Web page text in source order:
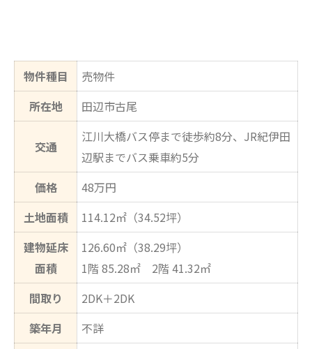
物件種目
売物件
所在地
田辺市古尾
交通
江川大橋バス停まで徒歩約8分、JR紀伊田
辺駅までバス乗車約5分
価格
48万円
土地面積
114.12㎡（34.52坪）
建物延床
面積
126.60㎡（38.29坪）
1階 85.28㎡ 2階 41.32㎡
間取り
2DK＋2DK
築年月
不詳